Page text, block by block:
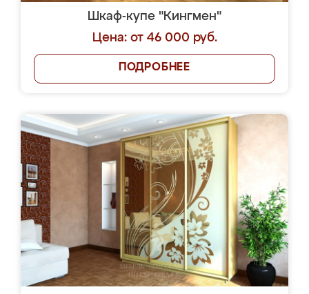
Шкаф-купе "Кингмен"
Цена: от 46 000 руб.
ПОДРОБНЕЕ